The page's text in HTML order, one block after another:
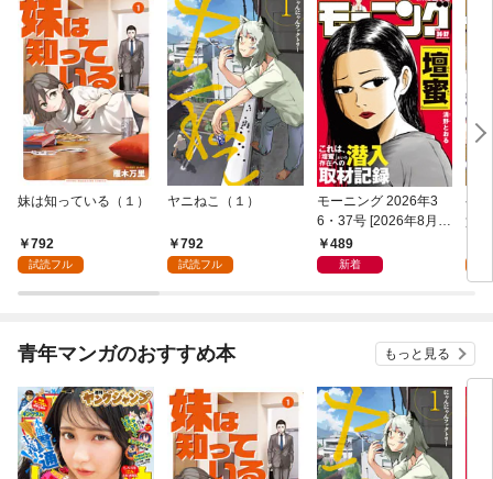
妹は知っている（１）
792
試読フル
ヤニねこ（１）
792
試読フル
モーニング 2026年3
6・37号 [2026年8月6
日発売]
489
新着
ゲ
貴
を
し
青年マンガのおすすめ本 もっと見る